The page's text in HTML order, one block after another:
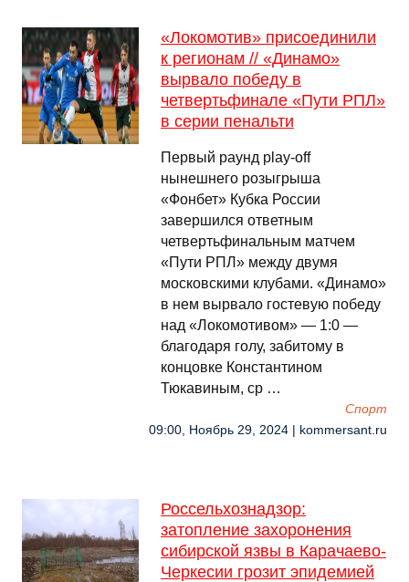
«Локомотив» присоединили
к регионам // «Динамо»
вырвало победу в
четвертьфинале «Пути РПЛ»
в серии пенальти
Первый раунд play-off
нынешнего розыгрыша
«Фонбет» Кубка России
завершился ответным
четвертьфинальным матчем
«Пути РПЛ» между двумя
московскими клубами. «Динамо»
в нем вырвало гостевую победу
над «Локомотивом» — 1:0 —
благодаря голу, забитому в
концовке Константином
Тюкавиным, ср …
Спорт
09:00, Ноябрь 29, 2024 | kommersant.ru
Россельхознадзор:
затопление захоронения
сибирской язвы в Карачаево-
Черкесии грозит эпидемией